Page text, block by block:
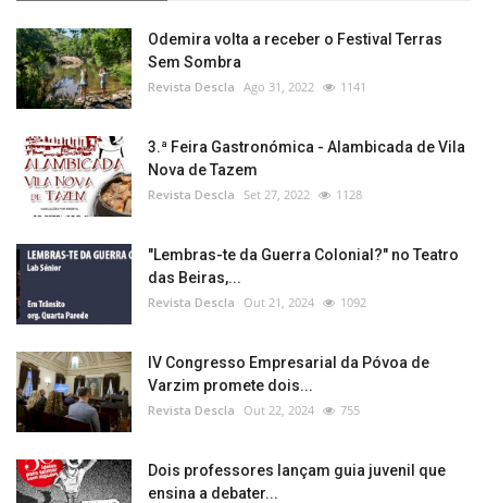
Odemira volta a receber o Festival Terras
Sem Sombra
Revista Descla Ago 31, 2022 1141
3.ª Feira Gastronómica - Alambicada de Vila
Nova de Tazem
Revista Descla Set 27, 2022 1128
"Lembras-te da Guerra Colonial?" no Teatro
das Beiras,...
Revista Descla Out 21, 2024 1092
IV Congresso Empresarial da Póvoa de
Varzim promete dois...
Revista Descla Out 22, 2024 755
Dois professores lançam guia juvenil que
ensina a debater...